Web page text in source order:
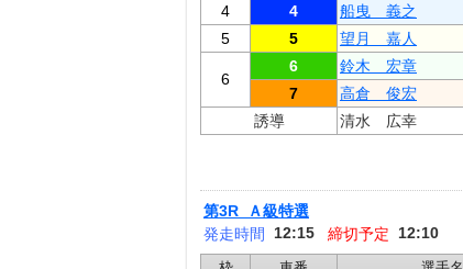
4
4 船曳 義之
5
5 望月 嘉人
6
6 鈴木 宏章
7
高倉 俊宏
誘導
清水 広幸
第3R Ａ級特選
発走時間
12:15 締切予定 12:10